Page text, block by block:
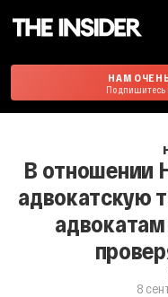
НАМ
Подпишитесь
В отношении
адвокатскую
8